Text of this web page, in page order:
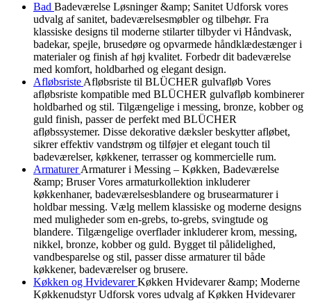
Bad Badeværelse Løsninger &amp; Sanitet Udforsk vores
udvalg af sanitet, badeværelsesmøbler og tilbehør. Fra
klassiske designs til moderne stilarter tilbyder vi Håndvask,
badekar, spejle, brusedøre og opvarmede håndklædestænger i
materialer og finish af høj kvalitet. Forbedr dit badeværelse
med komfort, holdbarhed og elegant design.
Afløbsriste Afløbsriste til BLÜCHER gulvafløb Vores
afløbsriste kompatible med BLÜCHER gulvafløb kombinerer
holdbarhed og stil. Tilgængelige i messing, bronze, kobber og
guld finish, passer de perfekt med BLÜCHER
afløbssystemer. Disse dekorative dæksler beskytter afløbet,
sikrer effektiv vandstrøm og tilføjer et elegant touch til
badeværelser, køkkener, terrasser og kommercielle rum.
ArmaturerArmaturer i Messing – Køkken, Badeværelse
&amp; Bruser Vores armaturkollektion inkluderer
køkkenhaner, badeværelsesblandere og brusearmaturer i
holdbar messing. Vælg mellem klassiske og moderne designs
med muligheder som en-grebs, to-grebs, svingtude og
blandere. Tilgængelige overflader inkluderer krom, messing,
nikkel, bronze, kobber og guld. Bygget til pålidelighed,
vandbesparelse og stil, passer disse armaturer til både
køkkener, badeværelser og brusere.
Køkken og HvidevarerKøkken Hvidevarer &amp; Moderne
Køkkenudstyr Udforsk vores udvalg af Køkken Hvidevarer